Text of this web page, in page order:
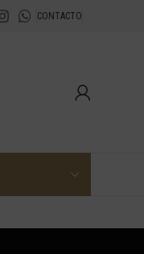
CONTACTO